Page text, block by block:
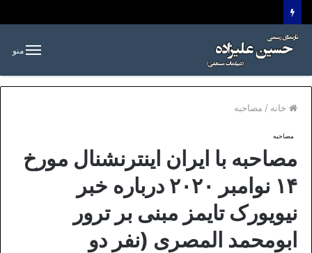
منو
خانه / مصاحبه
مصاحبه
مصاحبه با ایران اینترنشنال مورخ
۱۴ نوامبر ۲۰۲۰ درباره خبر
نیویورک تایمز مبنی بر ترور
ابومحمد المصری (نفر دو